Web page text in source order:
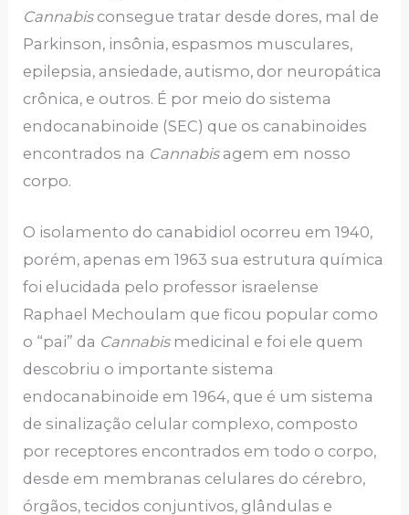
Cannabisconsegue tratar desde dores, mal de
Parkinson, insônia, espasmos musculares,
epilepsia, ansiedade, autismo, dor neuropática
crônica, e outros. É por meio do sistema
endocanabinoide (SEC) que os canabinoides
encontrados na Cannabisagem em nosso
corpo.
O isolamento do canabidiol ocorreu em 1940,
porém, apenas em 1963 sua estrutura química
foi elucidada pelo professor israelense
Raphael Mechoulam que ficou popular como
o “pai” da Cannabismedicinal e foi ele quem
descobriu o importante sistema
endocanabinoide em 1964, que é um sistema
de sinalização celular complexo, composto
por receptores encontrados em todo o corpo,
desde em membranas celulares do cérebro,
órgãos, tecidos conjuntivos, glândulas e